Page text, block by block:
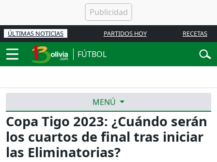
ÚLTIMAS NOTICIAS PARTIDOS HOY RECETAS
FÚTBOL
MENÚ
Copa Tigo 2023: ¿Cuándo serán
los cuartos de final tras iniciar
las Eliminatorias?